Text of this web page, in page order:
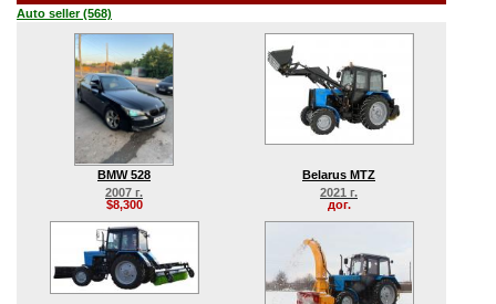
Auto seller (568)
BMW 528
2007 г.
$8,300
Belarus MTZ
2021 г.
дог.